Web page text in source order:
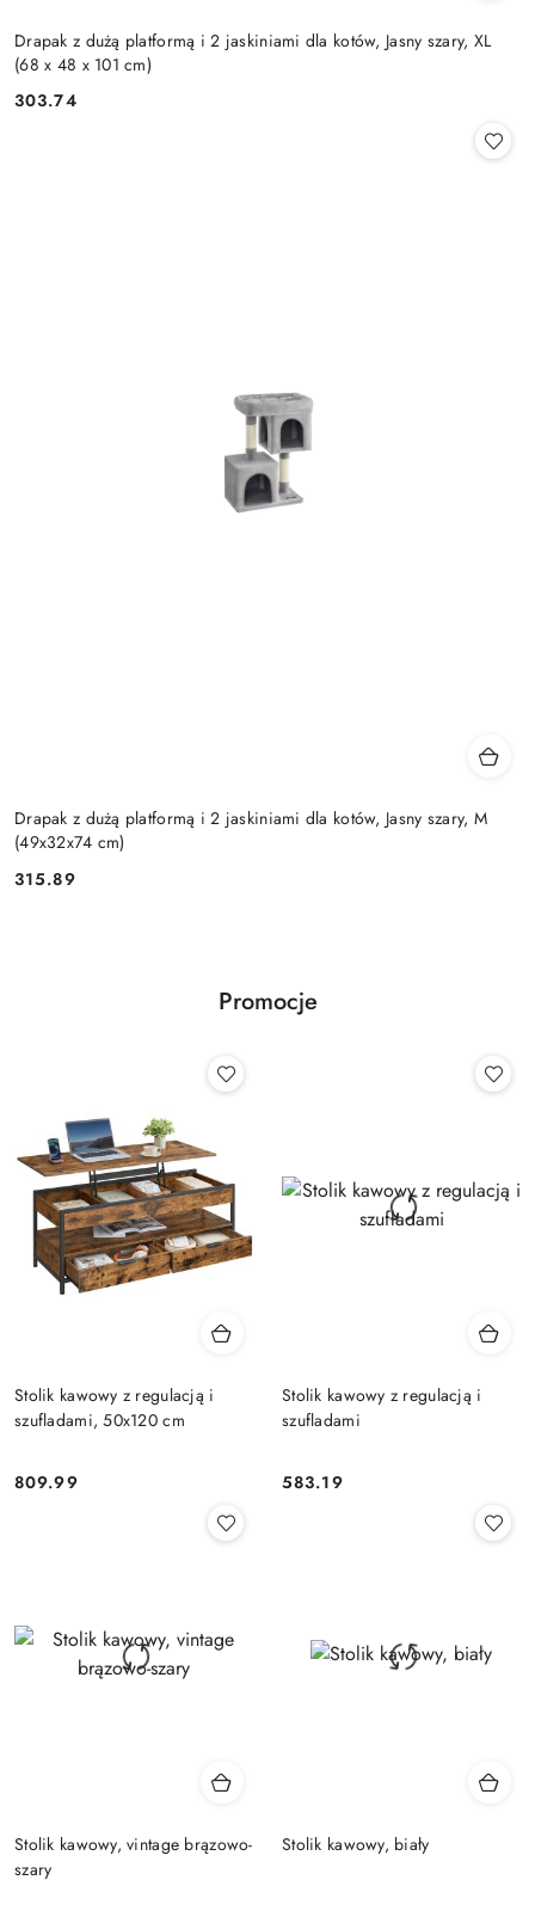
Drapak z dużą platformą i 2 jaskiniami dla kotów, Jasny szary, XL
(68 x 48 x 101 cm)
Cena:
303.74
Drapak z dużą platformą i 2 jaskiniami dla kotów, Jasny szary, M
(49x32x74 cm)
Cena:
315.89
Promocje
Stolik kawowy z regulacją i
szufladami, 50x120 cm
Cena:
809.99
Stolik kawowy z regulacją i
szufladami
Cena:
583.19
Stolik kawowy, vintage brązowo-
szary
Stolik kawowy, biały